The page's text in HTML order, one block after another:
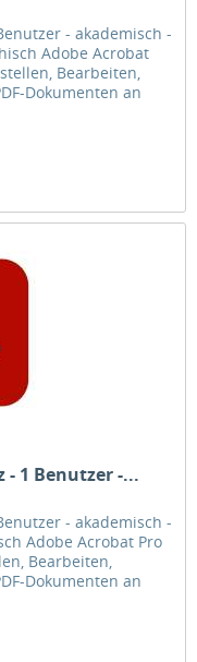
- akademisch -
Adobe Acrobat
Bearbeiten,
Dokumenten an
- 1 Benutzer -...
- akademisch -
Adobe Acrobat Pro
Bearbeiten,
Dokumenten an